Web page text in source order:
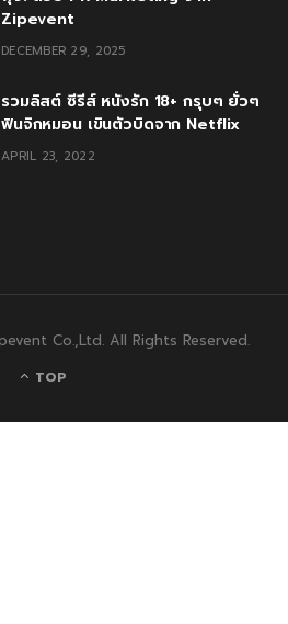
Zipevent
DECEMBER 29, 2025
รวมลิสต์ ซีรีส์ หนังรัก 18+ กรุบๆ ยั่วๆ
ฟินจิกหมอน เขินตัวบิดจาก Netflix
APRIL 23, 2022
Co.,Ltd. All Rights Reserved.
TOP